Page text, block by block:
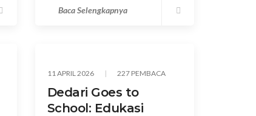
Baca Selengkapnya
11 APRIL 2026 227 PEMBACA
Dedari Goes to
School: Edukasi